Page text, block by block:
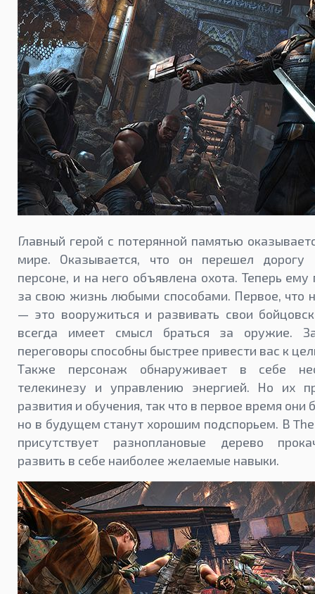
Главный герой с потерянной памятью
мире. Оказывается, что он перешел дорогу
персоне, и на него объявлена охота. Теперь ему
за свою жизнь любыми способами. Первое, что
— это вооружиться и развивать свои
всегда имеет смысл браться за оружие.
переговоры способны быстрее привести вас к
Также персонаж обнаруживает в себе
телекинезу и управлению энергией. Но их
развития и обучения, так что в первое время они
но в будущем станут хорошим подспорьем. В
присутствует разноплановые дерево
развить в себе наиболее желаемые навыки.